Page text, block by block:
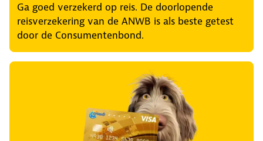
Ga goed verzekerd op reis. De doorlopende
reisverzekering van de ANWB is als beste getest
door de Consumentenbond.